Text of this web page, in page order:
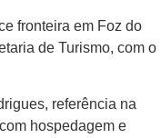
fronteira em Foz do
de Turismo, com o
referência na
hospedagem e